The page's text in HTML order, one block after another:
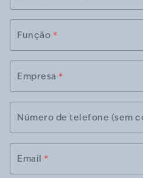
Função *
Empresa *
Número de telefone (sem
Email *